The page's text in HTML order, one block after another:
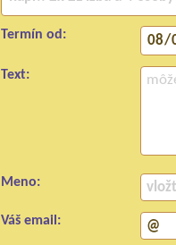
Termín od:
Text:
Meno:
Váš email: